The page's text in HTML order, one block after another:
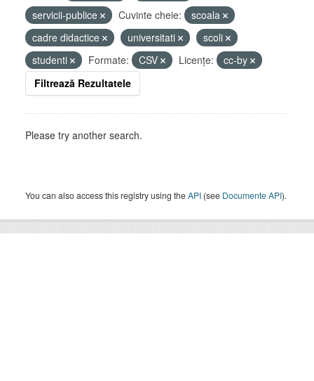
servicii-publice
Cuvinte cheie:
scoala
cadre didactice
universitati
scoli
studenti
Formate: CSV Licenţe:
cc-by
Filtrează Rezultatele
Please try another search.
You can also access this registry using theAPI (see Documente API).